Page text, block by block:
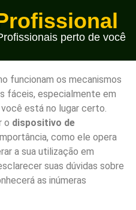
perto de você
funcionam os mecanismos
fáceis, especialmente em
está no lugar certo.
o dispositivo de
como ele opera
a sua utilização em
suas dúvidas sobre
as inúmeras